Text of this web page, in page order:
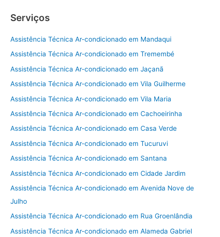
Serviços
Assistência Técnica Ar-condicionado em Mandaqui
Assistência Técnica Ar-condicionado em Tremembé
Assistência Técnica Ar-condicionado em Jaçanã
Assistência Técnica Ar-condicionado em Vila Guilherme
Assistência Técnica Ar-condicionado em Vila Maria
Assistência Técnica Ar-condicionado em Cachoeirinha
Assistência Técnica Ar-condicionado em Casa Verde
Assistência Técnica Ar-condicionado em Tucuruvi
Assistência Técnica Ar-condicionado em Santana
Assistência Técnica Ar-condicionado em Cidade Jardim
Assistência Técnica Ar-condicionado em Avenida Nove de
Julho
Assistência Técnica Ar-condicionado em Rua Groenlândia
Assistência Técnica Ar-condicionado em Alameda Gabriel